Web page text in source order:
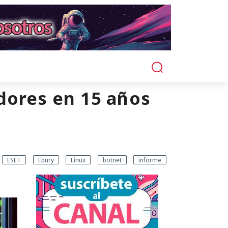
en 15 años
ESET Ebury Linux botnet informe